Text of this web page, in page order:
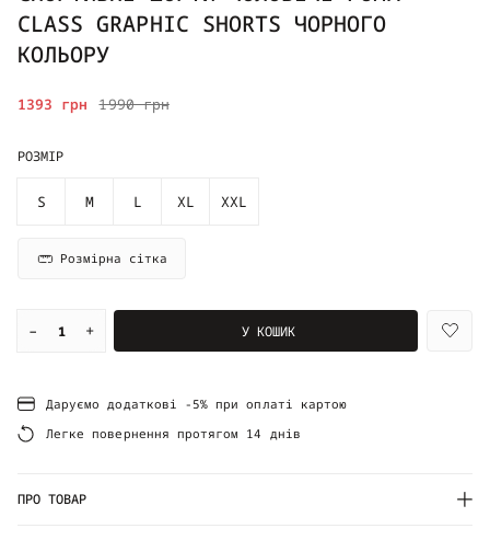
CLASS GRAPHIC SHORTS ЧОРНОГО
КОЛЬОРУ
1990 грн
1393 грн
РОЗМІР
S M L XL XXL
Розмірна сітка
– + У КОШИК
Даруємо додаткові -5% при оплаті картою
Легке повернення протягом 14 днів
ПРО ТОВАР